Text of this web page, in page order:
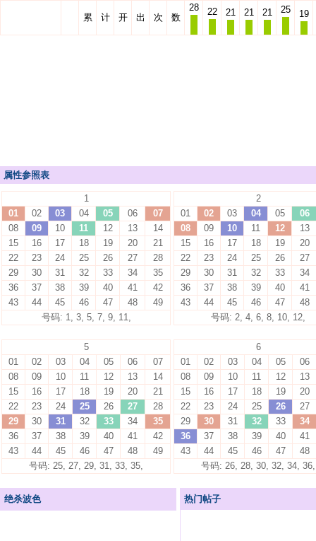
累 计 开 出 次 数
28 22 21 21 21 25 19
属性参照表
1
01
02 03 04 05 06
07
08
09 10 11 12 13
14
15
16 17 18 19 20
21
22
23 24 25 26 27
28
29
30 31 32 33 34
35
36
37 38 39 40 41
42
43
44 45 46 47 48
49
号码: 1, 3, 5, 7, 9, 11,
2
01
02 03 04 05
06
08
09 10 11 12
13
15
16 17 18 19
20
22
23 24 25 26
27
29
30 31 32 33
34
36
37 38 39 40
41
43
44 45 46 47
48
号码: 2, 4, 6, 8, 10, 12,
5
01
02 03 04 05 06
07
08
09 10 11 12 13
14
15
16 17 18 19 20
21
22
23 24 25 26 27
28
29
30 31 32 33 34
35
36
37 38 39 40 41
42
43
44 45 46 47 48
49
号码: 25, 27, 29, 31, 33, 35,
6
01
02 03 04 05
06
08
09 10 11 12
13
15
16 17 18 19
20
22
23 24 25 26
27
29
30 31 32 33
34
36
37 38 39 40
41
43
44 45 46 47
48
号码: 26, 28, 30, 32, 34, 36,
绝杀波色 热门帖子